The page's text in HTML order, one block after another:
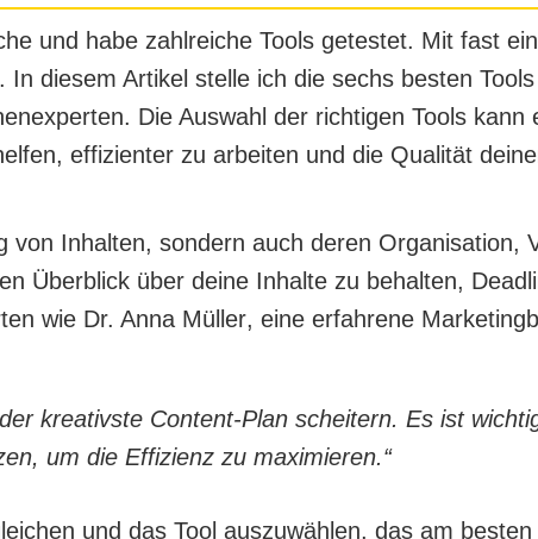
und habe zahlreiche Tools getestet. Mit fast
diesem Artikel stelle ich die sechs besten
Die Auswahl der richtigen Tools kann
effizienter zu arbeiten und die Qualität
Inhalten, sondern auch deren Organisation,
Überblick über deine Inhalte zu behalten,
wie Dr. Anna Müller, eine erfahrene
kreativste Content-Plan scheitern. Es ist
um die Effizienz zu maximieren.“
und das Tool auszuwählen, das am besten